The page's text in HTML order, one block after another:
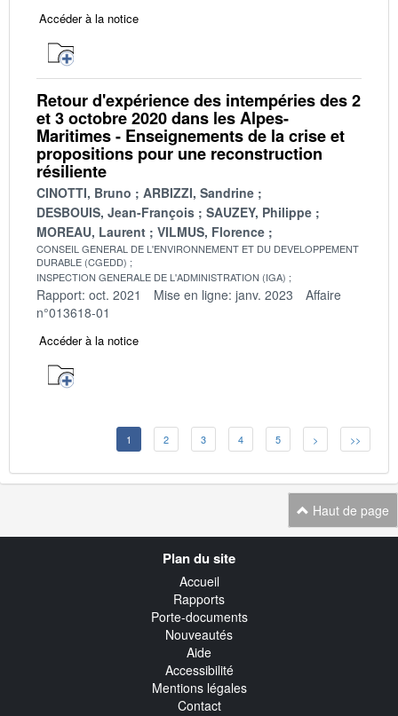
Accéder à la notice
Retour d'expérience des intempéries des 2
et 3 octobre 2020 dans les Alpes-
Maritimes - Enseignements de la crise et
propositions pour une reconstruction
résiliente
CINOTTI, Bruno
ARBIZZI, Sandrine
DESBOUIS, Jean-François
SAUZEY, Philippe
MOREAU, Laurent
VILMUS, Florence
CONSEIL GENERAL DE L'ENVIRONNEMENT ET DU DEVELOPPEMENT
DURABLE (CGEDD)
INSPECTION GENERALE DE L'ADMINISTRATION (IGA)
Rapport: oct. 2021 Mise en ligne: janv. 2023
Affaire
n°013618-01
Accéder à la notice
1 2 3 4 5 > >>
Haut de page
Plan du site
Accueil
Rapports
Porte-documents
Nouveautés
Aide
Accessibilité
Mentions légales
Contact